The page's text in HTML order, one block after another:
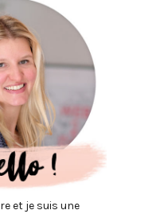
et je suis une